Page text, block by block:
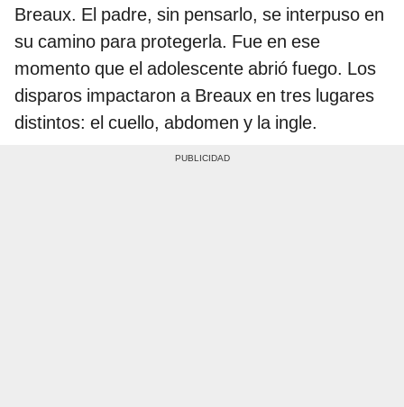
Breaux. El padre, sin pensarlo, se interpuso en
su camino para protegerla. Fue en ese
momento que el adolescente abrió fuego. Los
disparos impactaron a Breaux en tres lugares
distintos: el cuello, abdomen y la ingle.